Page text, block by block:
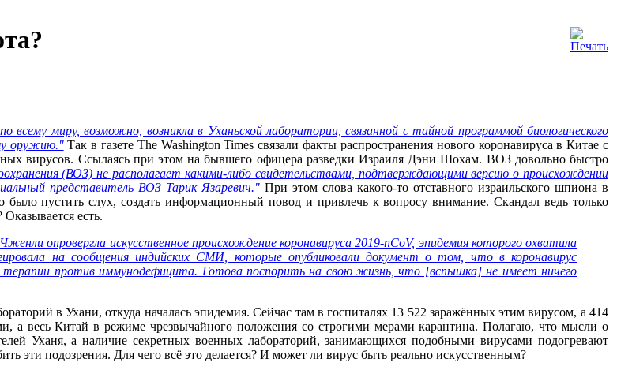
миру, возможно, возникла в Уханьской лаборатории, связанной с тайной программой биологического
оружию."Так в газете The Washington Times связали факты распространения нового коронавируса в Китае с
вирусов. Ссылаясь при этом на бывшего офицера разведки Израиля Дэни Шохам. ВОЗ довольно быстро
(ВОЗ) не располагает какими-либо свидетельствами, подтверждающими версию о происхождении
представитель ВОЗ Тарик Язаревич." При этом слова какого-то отставного израильского шпиона в
пустить слух, создать информационный повод и привлечь к вопросу внимание. Скандал ведь только
есть.
опровергла искусственное происхождение коронавируса 2019-nCoV, эпидемия которого охватила
на сообщения индийских СМИ, которые опубликовали документ о том, что в коронавирус
терапии против иммунодефицита. Готова поспорить на свою жизнь, что [вспышка] не имеет ничего
в Ухани, откуда началась эпидемия. Сейчас там в госпиталях 13 522 заражённых этим вирусом, а 414
а весь Китай в режиме чрезвычайного положения со строгими мерами карантина. Полагаю, что мысли о
Уханя, а наличие секретных военных лабораторий, занимающихся подобными вирусами подогревают
подозрения. Для чего всё это делается? И может ли вирус быть реально искусственным?